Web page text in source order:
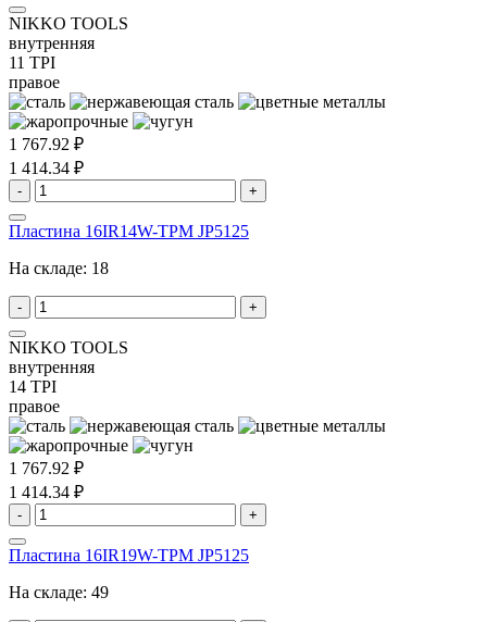
NIKKO TOOLS
внутренняя
11 TPI
правое
1 767.92 ₽
1 414.34 ₽
- +
Пластина 16IR14W-TPM JP5125
На складе: 18
- +
NIKKO TOOLS
внутренняя
14 TPI
правое
1 767.92 ₽
1 414.34 ₽
- +
Пластина 16IR19W-TPM JP5125
На складе: 49